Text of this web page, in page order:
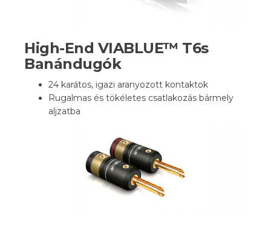
High-End VIABLUE™ T6s
Banándugók
24 karátos, igazi aranyozott kontaktok
Rugalmas és tökéletes csatlakozás bármely
aljzatba